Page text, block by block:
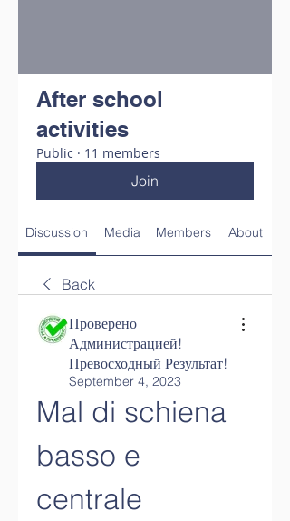
After school
activities
Public · 11 members
Join
Discussion Media Members About
Back
Проверено
Администрацией!
Превосходный Результат!
September 4, 2023
Mal di schiena
basso e
centrale